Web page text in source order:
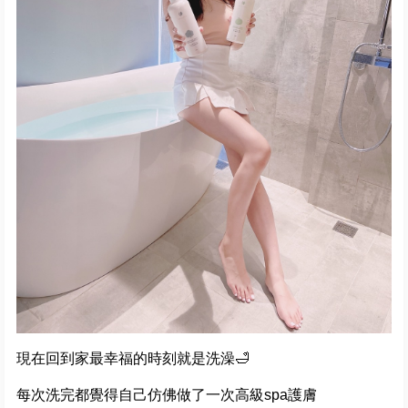
現在回到家最幸福的時刻就是洗澡🛁
每次洗完都覺得自己仿佛做了一次高級spa護膚